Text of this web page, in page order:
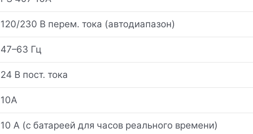
120/230 В перем. тока (автодиапазон)
47–63 Гц
24 В пост. тока
10А
10 А (с батареей для часов реального времени)